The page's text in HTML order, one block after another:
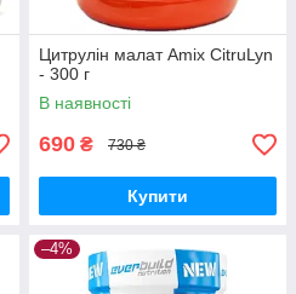
Цитрулін малат Amix CitruLyn
- 300 г
В наявності
690 ₴ 730 ₴
Купити
–4%